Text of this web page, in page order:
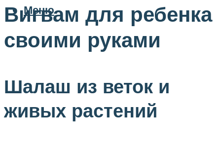
Меню
Вигвам для ребенка
своими руками
Шалаш из веток и
живых растений